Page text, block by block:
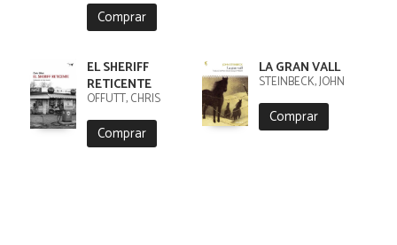
Comprar
EL SHERIFF
RETICENTE
OFFUTT, CHRIS
Comprar
LA GRAN VALL
STEINBECK, JOHN
Comprar